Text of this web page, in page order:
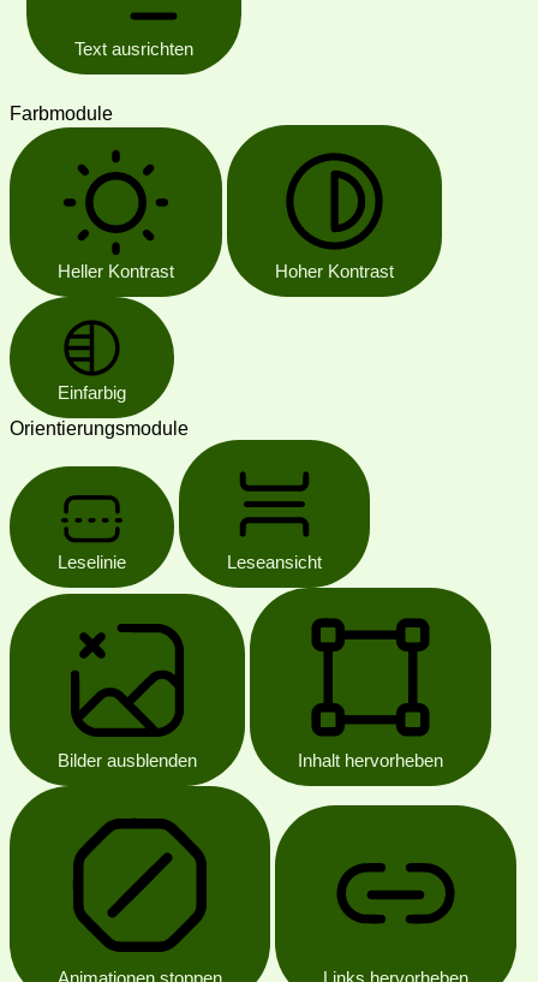
Text ausrichten
Farbmodule
Heller Kontrast Hoher Kontrast
Einfarbig
Orientierungsmodule
Leselinie Leseansicht
Bilder ausblenden Inhalt hervorheben